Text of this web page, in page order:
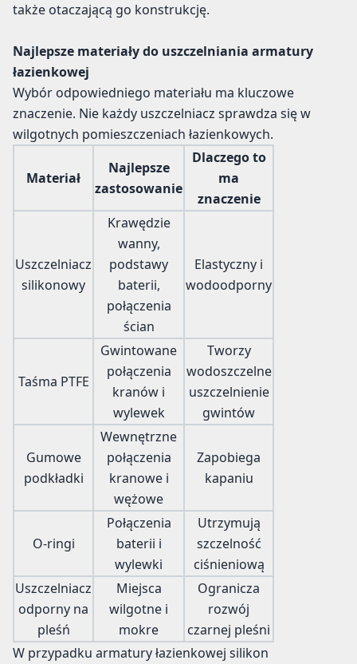
także otaczającą go konstrukcję.
Najlepsze materiały do uszczelniania armatury
łazienkowej
Wybór odpowiedniego materiału ma kluczowe
znaczenie. Nie każdy uszczelniacz sprawdza się w
wilgotnych pomieszczeniach łazienkowych.
Materiał
Najlepsze
zastosowanie
Dlaczego to
ma
znaczenie
Uszczelniacz
silikonowy
Krawędzie
wanny,
podstawy
baterii,
połączenia
ścian
Elastyczny i
wodoodporny
Taśma PTFE
Gwintowane
połączenia
kranów i
wylewek
Tworzy
wodoszczelne
uszczelnienie
gwintów
Gumowe
podkładki
Wewnętrzne
połączenia
kranowe i
wężowe
Zapobiega
kapaniu
O-ringi
Połączenia
baterii i
wylewki
Utrzymują
szczelność
ciśnieniową
Uszczelniacz
odporny na
pleśń
Miejsca
wilgotne i
mokre
Ogranicza
rozwój
czarnej pleśni
W przypadku armatury łazienkowej silikon